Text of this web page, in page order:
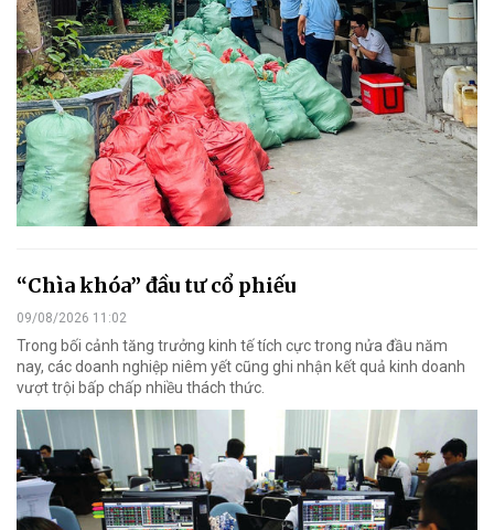
“Chìa khóa” đầu tư cổ phiếu
09/08/2026 11:02
Trong bối cảnh tăng trưởng kinh tế tích cực trong nửa đầu năm
nay, các doanh nghiệp niêm yết cũng ghi nhận kết quả kinh doanh
vượt trội bấp chấp nhiều thách thức.